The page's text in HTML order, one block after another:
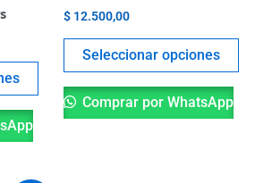
product
page
$ 12.500,00
Seleccionar opciones
Comprar por WhatsApp